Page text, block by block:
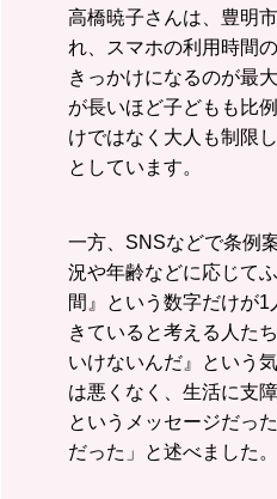
高橋暁子さんは、豊明
れ、スマホの利用時間
きっかけになるのが最
が長いほど子どもも比
けではなく大人も制限
としています。
一方、SNSなどで条例
況や年齢などに応じて
間』という数字だけが
きていると考える人た
いけないんだ』という
は悪くなく、生活に支
というメッセージだっ
だった」と述べました。